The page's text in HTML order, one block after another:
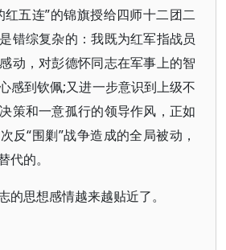
红五连”的锦旗授给四师十二团二
错综复杂的：我既为红军指战员
动，对彭德怀同志在军事上的智
感到钦佩;又进一步意识到上级不
策和一意孤行的领导作风，正如
反“围剿”战争造成的全局被动，
代的。
的思想感情越来越贴近了。